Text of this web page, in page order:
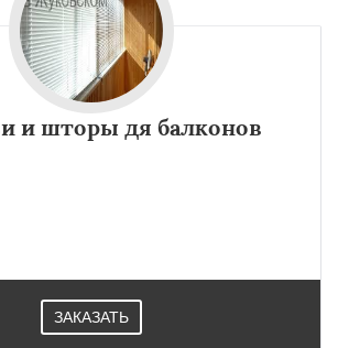
и шторы дя балконов
ЗАКАЗАТЬ